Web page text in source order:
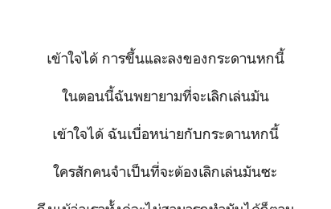
เข้าใจได้ การขึ้นและลงของกระดานหกนี้
ในตอนนี้ฉันพยายามที่จะเลิกเล่นมัน
เข้าใจได้ ฉันเบื่อหน่ายกับกระดานหกนี้
ใครสักคนจำเป็นที่จะต้องเลิกเล่นมันซะ